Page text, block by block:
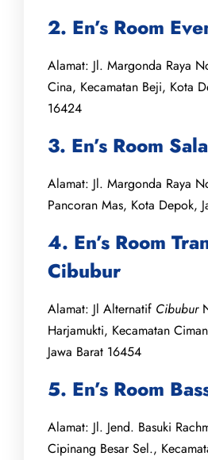
2. En’s Room
Alamat: Jl. Margonda Raya
Cina, Kecamatan Beji, Kota
16424
3. En’s Room
Alamat: Jl. Margonda Raya
Pancoran Mas, Kota Depok,
4. En’s Room
Cibubur
Alamat: Jl Alternatif Cibubur
Harjamukti, Kecamatan
Jawa Barat 16454
5. En’s Room
Alamat: Jl. Jend. Basuki
Cipinang Besar Sel.,